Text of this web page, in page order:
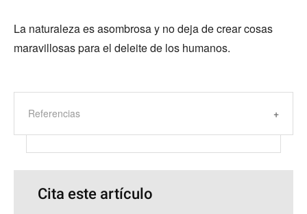
La naturaleza es asombrosa y no deja de crear cosas
maravillosas para el deleite de los humanos.
Referencias
Cita este artículo